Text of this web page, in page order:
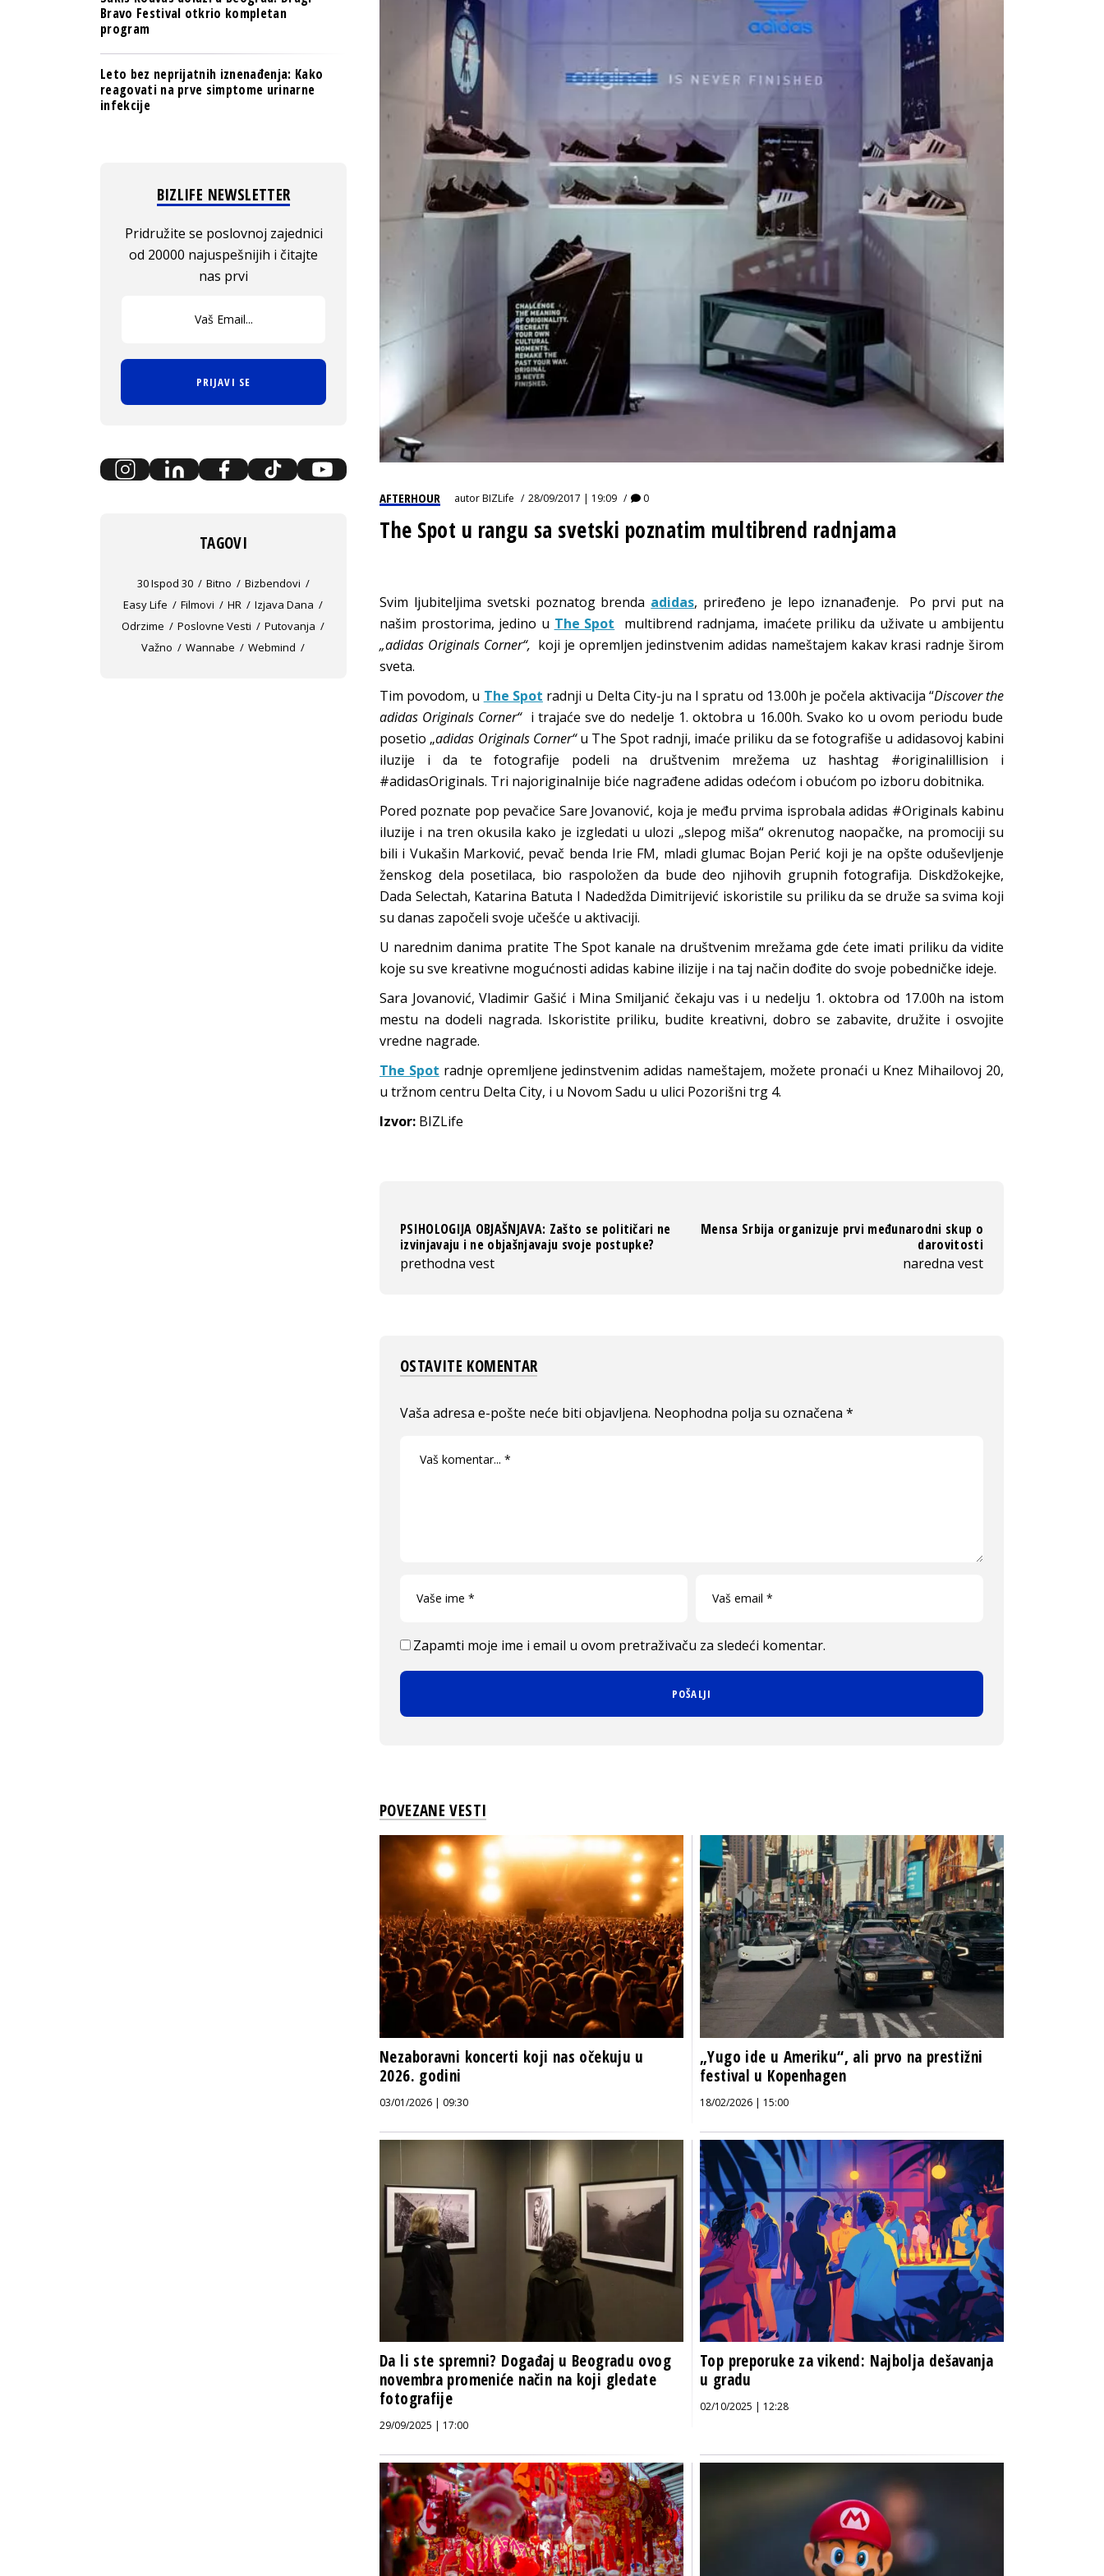
AFTERHOUR autorBIZLife 28/09/2017 | 19:09 0
The Spot u rangu sa svetski poznatim multibrend radnjama
Svim ljubiteljima svetski poznatog brenda adidas, priređeno je lepo iznanađenje. Po prvi put na
našim prostorima, jedino u The Spot multibrend radnjama, imaćete priliku da uživate u ambijentu
„adidas Originals Corner“, koji je opremljen jedinstvenim adidas nameštajem kakav krasi radnje širom
sveta.
Tim povodom, u The Spot radnji u Delta City-ju na I spratu od 13.00h je počela aktivacija “Discover the
adidas Originals Corner“ i trajaće sve do nedelje 1. oktobra u 16.00h. Svako ko u ovom periodu bude
posetio „adidas Originals Corner“u The Spot radnji, imaće priliku da se fotografiše u adidasovoj kabini
iluzije i da te fotografije podeli na društvenim mrežema uz hashtag #originalillision i
#adidasOriginals. Tri najoriginalnije biće nagrađene adidas odećom i obućom po izboru dobitnika.
Pored poznate pop pevačice Sare Jovanović, koja je među prvima isprobala adidas #Originals kabinu
iluzije i na tren okusila kako je izgledati u ulozi „slepog miša“ okrenutog naopačke, na promociji su
bili i Vukašin Marković, pevač benda Irie FM, mladi glumac Bojan Perić koji je na opšte oduševljenje
ženskog dela posetilaca, bio raspoložen da bude deo njihovih grupnih fotografija. Diskdžokejke,
Dada Selectah, Katarina Batuta I Nadedžda Dimitrijević iskoristile su priliku da se druže sa svima koji
su danas započeli svoje učešće u aktivaciji.
U narednim danima pratite The Spot kanale na društvenim mrežama gde ćete imati priliku da vidite
koje su sve kreativne mogućnosti adidas kabine ilizije i na taj način dođite do svoje pobedničke ideje.
Sara Jovanović, Vladimir Gašić i Mina Smiljanić čekaju vas i u nedelju 1. oktobra od 17.00h na istom
mestu na dodeli nagrada. Iskoristite priliku, budite kreativni, dobro se zabavite, družite i osvojite
vredne nagrade.
The Spot radnje opremljene jedinstvenim adidas nameštajem, možete pronaći u Knez Mihailovoj 20,
u tržnom centru Delta City, i u Novom Sadu u ulici Pozorišni trg 4.
Izvor: BIZLife
PSIHOLOGIJA OBJAŠNJAVA: Zašto se političari ne
izvinjavaju i ne objašnjavaju svoje postupke?
prethodna vest
Mensa Srbija organizuje prvi međunarodni skup o
darovitosti
naredna vest
OSTAVITE KOMENTAR
Vaša adresa e-pošte neće biti objavljena. Neophodna polja su označena *
Zapamti moje ime i email u ovom pretraživaču za sledeći komentar.
POVEZANE VESTI
Nezaboravni koncerti koji nas očekuju u
2026. godini
03/01/2026 | 09:30
„Yugo ide u Ameriku“, ali prvo na prestižni
festival u Kopenhagen
18/02/2026 | 15:00
Da li ste spremni? Događaj u Beogradu ovog
novembra promeniće način na koji gledate
fotografije
29/09/2025 | 17:00
Top preporuke za vikend: Najbolja dešavanja
u gradu
02/10/2025 | 12:28
Bravo Festival otkrio kompletan
program
Leto bez neprijatnih iznenađenja: Kako
reagovati na prve simptome urinarne
infekcije
BIZLIFE NEWSLETTER
Pridružite se poslovnoj zajednici
od 20000 najuspešnijih i čitajte
nas prvi
PRIJAVI SE
TAGOVI
30 Ispod 30 Bitno
Bizbendovi
Easy Life
Filmovi HR
Izjava Dana
Odrzime
Poslovne Vesti
Putovanja
Važno
Wannabe Webmind